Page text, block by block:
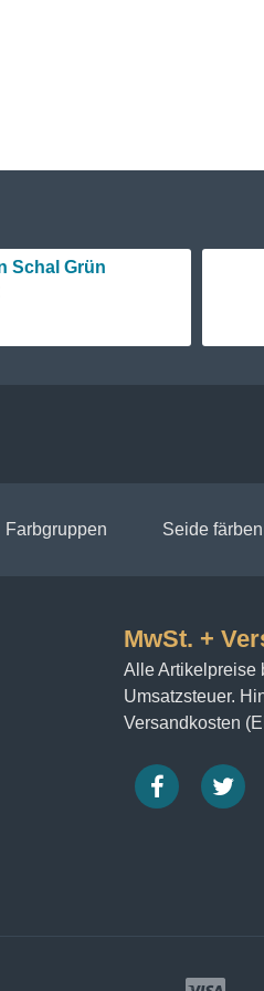
durch den
Schal Grün
Farbgruppen Seide färben
MwSt. +
Alle Artikelpreise
Umsatzsteuer.
Versandkosten